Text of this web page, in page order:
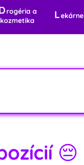
rogéria a
kozmetika
Lekárne
😔